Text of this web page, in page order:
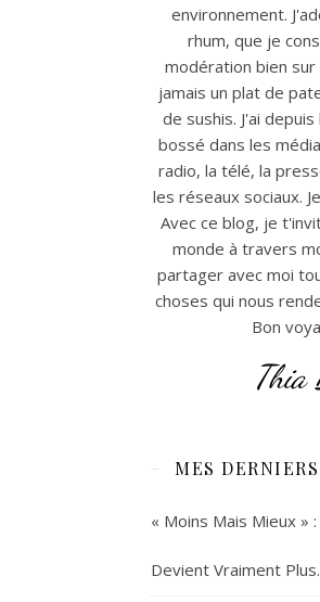
environnement.
rhum, que je
modération bien
jamais un plat de
de sushis. J'ai
bossé dans les
radio, la télé, la
les réseaux sociaux.
Avec ce blog, je
monde à travers
partager avec moi
choses qui nous
Bon
Thia
MES
« Moins Mais Mieux »
Devient Vraiment Plus.